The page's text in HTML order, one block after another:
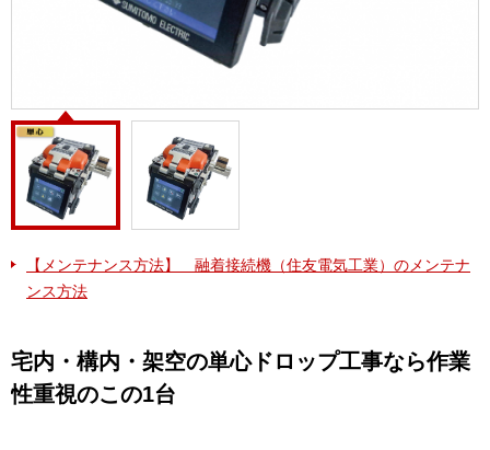
【メンテナンス方法】 融着接続機（住友電気工業）のメンテナ
ンス方法
宅内・構内・架空の単心ドロップ工事なら作業
性重視のこの1台